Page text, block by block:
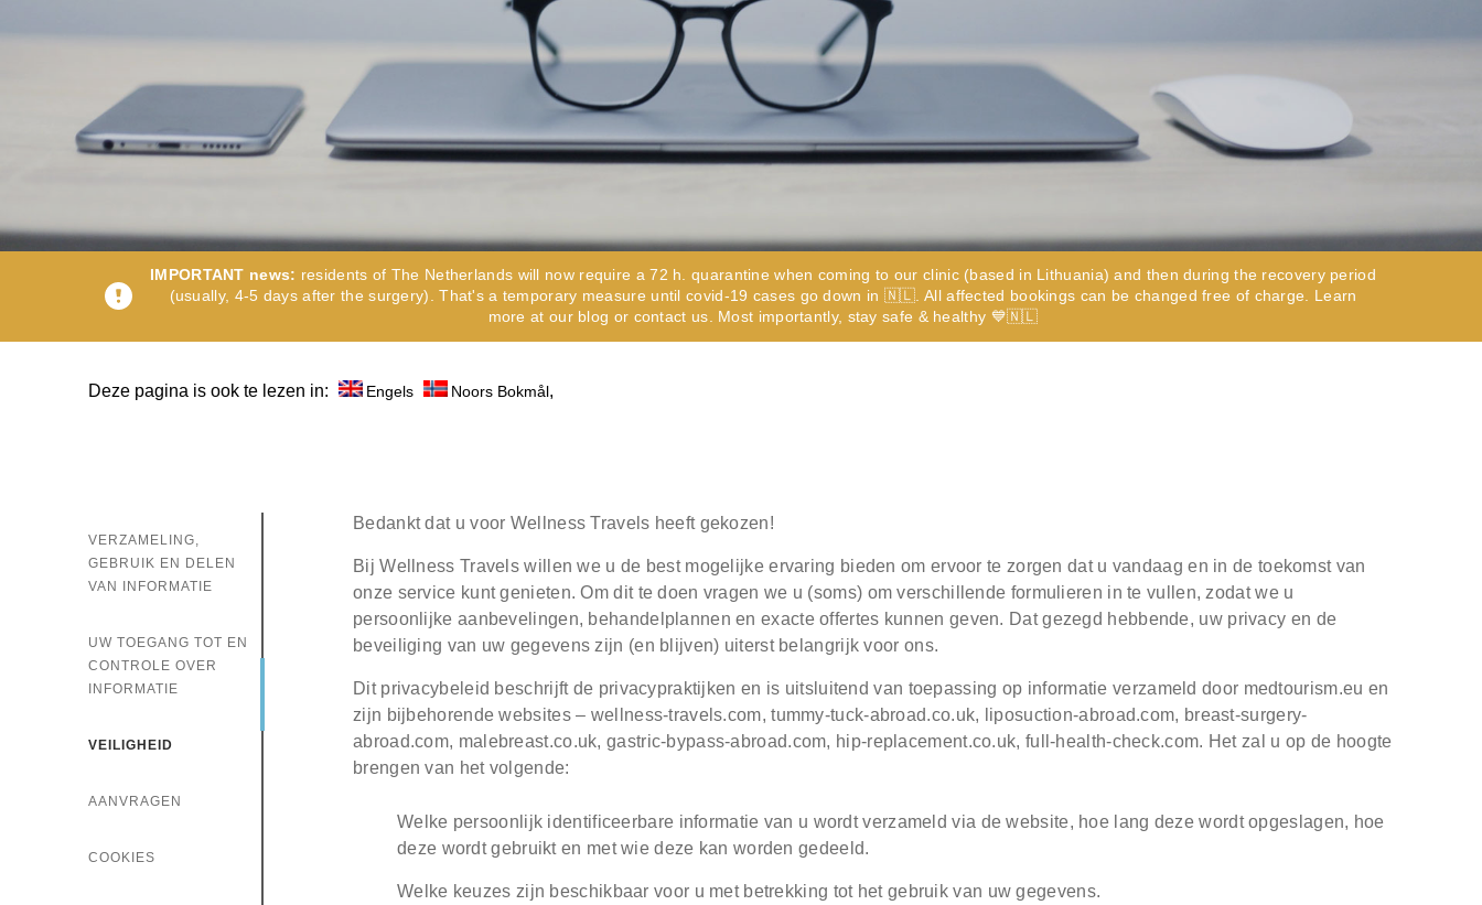
IMPORTANT news: residents of The Netherlands will now require a 72 h. quarantine when coming to our clinic (based in Lithuania) and then during the recovery period
(usually, 4-5 days after the surgery). That's a temporary measure until covid-19 cases go down in 🇳🇱. All affected bookings can be changed free of charge. Learn
more at our blog or contact us. Most importantly, stay safe & healthy 💙🇳🇱
Deze pagina is ook te lezen in: Engels Noors Bokmål,
Bedankt dat u voor Wellness Travels heeft gekozen!
Bij Wellness Travels willen we u de best mogelijke ervaring bieden om ervoor te zorgen dat u vandaag en in de toekomst van
onze service kunt genieten. Om dit te doen vragen we u (soms) om verschillende formulieren in te vullen, zodat we u
persoonlijke aanbevelingen, behandelplannen en exacte offertes kunnen geven. Dat gezegd hebbende, uw privacy en de
beveiliging van uw gegevens zijn (en blijven) uiterst belangrijk voor ons.
Dit privacybeleid beschrijft de privacypraktijken en is uitsluitend van toepassing op informatie verzameld door medtourism.eu en
zijn bijbehorende websites – wellness-travels.com, tummy-tuck-abroad.co.uk, liposuction-abroad.com, breast-surgery-
abroad.com, malebreast.co.uk, gastric-bypass-abroad.com, hip-replacement.co.uk, full-health-check.com. Het zal u op de hoogte
brengen van het volgende:
Welke persoonlijk identificeerbare informatie van u wordt verzameld via de website, hoe lang deze wordt opgeslagen, hoe
deze wordt gebruikt en met wie deze kan worden gedeeld.
Welke keuzes zijn beschikbaar voor u met betrekking tot het gebruik van uw gegevens.
VERZAMELING,
GEBRUIK EN DELEN
VAN INFORMATIE
UW TOEGANG TOT EN
CONTROLE OVER
INFORMATIE
VEILIGHEID
AANVRAGEN
COOKIES
Gastric sleeve/bypass
Penile implant surgery Other
Note: you can pick more than one.
Note: weekends are not possible.Highest availability: Mondays/ Tuesdays
Full name
Note: we respect our patient's privacy and guarantee that your personal information will not be misused.
E-mail
Comments (optional)
Check here if you would like to receive info about our special price offers & surgeon
consultations near you.
By submitting you agree to ourPrivacy policy
SUBMIT